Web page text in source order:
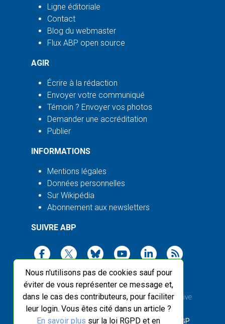
Nous n'utilisons pas de cookies sauf pour
éviter de vous représenter ce message et,
dans le cas des contributeurs, pour faciliter
leur login. Vous êtes cité dans un article ?
En savoir plus sur la loi RGPD et en
Ligne éditoriale
Contact
Blog du webmaster
Flux ABP open source
AGIR
Écrire à la rédaction
Envoyer votre communiqué
Témoin ? Envoyer vos photos
Demander une accréditation
Publier
INFORMATIONS
Mentions légales
Données personnelles
Sur Wikipédia
Abonnement aux newsletters
SUIVRE ABP
2003-2026 ©Agence Bretagne Presse, sauf Creative
Commons
Front-end design :Breizhek Studio , Back-end : ABP